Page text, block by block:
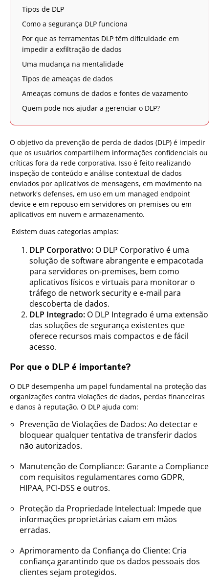
Tipos de DLP
Como a segurança DLP funciona
Por que as ferramentas DLP têm dificuldade em
impedir a exfiltração de dados
Uma mudança na mentalidade
Tipos de ameaças de dados
Ameaças comuns de dados e fontes de vazamento
Quem pode nos ajudar a gerenciar o DLP?
O objetivo da prevenção de perda de dados (DLP) é impedir
que os usuários compartilhem informações confidenciais ou
críticas fora da rede corporativa. Isso é feito realizando
inspeção de conteúdo e análise contextual de dados
enviados por aplicativos de mensagens, em movimento na
network's defenses, em uso em um managed endpoint
device e em repouso em servidores on-premises ou em
aplicativos em nuvem e armazenamento.
Existem duas categorias amplas:
DLP Corporativo: O DLP Corporativo é uma
solução de software abrangente e empacotada
para servidores on-premises, bem como
aplicativos físicos e virtuais para monitorar o
tráfego de network security e e-mail para
descoberta de dados.
DLP Integrado: O DLP Integrado é uma extensão
das soluções de segurança existentes que
oferece recursos mais compactos e de fácil
acesso.
Por que o DLP é importante?
O DLP desempenha um papel fundamental na proteção das
organizações contra violações de dados, perdas financeiras
e danos à reputação. O DLP ajuda com:
Prevenção de Violações de Dados: Ao detectar e
bloquear qualquer tentativa de transferir dados
não autorizados.
Manutenção de Compliance: Garante a Compliance
com requisitos regulamentares como GDPR,
HIPAA, PCI-DSS e outros.
Proteção da Propriedade Intelectual: Impede que
informações proprietárias caiam em mãos
erradas.
Aprimoramento da Confiança do Cliente: Cria
confiança garantindo que os dados pessoais dos
clientes sejam protegidos.